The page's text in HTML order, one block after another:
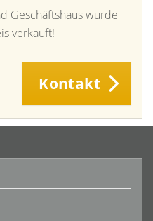
Geschäftshaus wurde
verkauft!
Kontakt